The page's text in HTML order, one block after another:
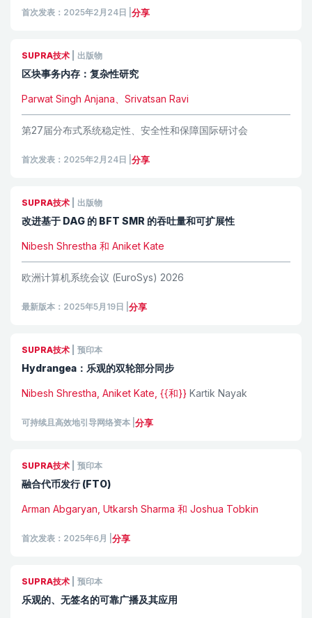
首次发表：2025年2月24日 分享
SUPRA技术 出版物
区块事务内存：复杂性研究
Parwat Singh Anjana、Srivatsan Ravi
第27届分布式系统稳定性、安全性和保障国际研讨会
首次发表：2025年2月24日 分享
SUPRA技术 出版物
改进基于 DAG 的 BFT SMR 的吞吐量和可扩展性
Nibesh Shrestha 和 Aniket Kate
欧洲计算机系统会议 (EuroSys) 2026
最新版本：2025年5月19日 分享
SUPRA技术 预印本
Hydrangea：乐观的双轮部分同步
Nibesh Shrestha, Aniket Kate, {{和}} Kartik Nayak
可持续且高效地引导网络资本 分享
SUPRA技术 预印本
融合代币发行 (FTO)
Arman Abgaryan, Utkarsh Sharma 和 Joshua Tobkin
首次发表：2025年6月 分享
SUPRA技术 预印本
乐观的、无签名的可靠广播及其应用